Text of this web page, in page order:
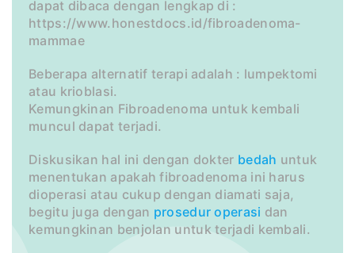
dapat dibaca dengan lengkap di :
https://www.honestdocs.id/fibroadenoma-
mammae
Beberapa alternatif terapi adalah : lumpektomi
atau krioblasi.
Kemungkinan Fibroadenoma untuk kembali
muncul dapat terjadi.
Diskusikan hal ini dengan dokter bedah untuk
menentukan apakah fibroadenoma ini harus
dioperasi atau cukup dengan diamati saja,
begitu juga dengan prosedur operasi dan
kemungkinan benjolan untuk terjadi kembali.